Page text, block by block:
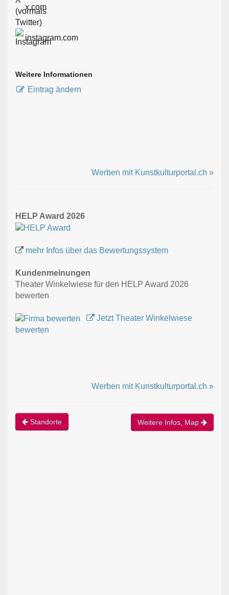
x.com
instagram.com
Weitere Informationen
Eintrag ändern
Werben mit Kunstkulturportal.ch »
HELP Award 2026
mehr Infos über das Bewertungssystem
Kundenmeinungen
Theater Winkelwiese für den HELP Award 2026
bewerten
Jetzt Theater Winkelwiese
bewerten
Werben mit Kunstkulturportal.ch »
Standorte Weitere Infos, Map